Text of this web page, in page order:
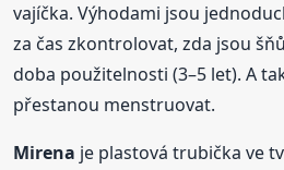
vajíčka. Výhodami jsou
za čas zkontrolovat, zda jsou
doba použitelnosti (3–5 let). A
přestanou menstruovat.
Mirena je plastová trubička ve